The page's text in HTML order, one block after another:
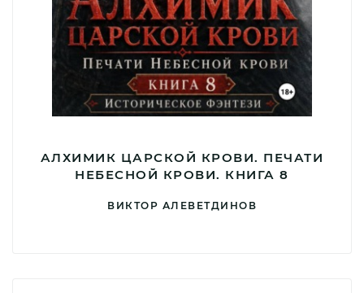
АЛХИМИК ЦАРСКОЙ КРОВИ. ПЕЧАТИ
НЕБЕСНОЙ КРОВИ. КНИГА 8
ВИКТОР АЛЕВЕТДИНОВ